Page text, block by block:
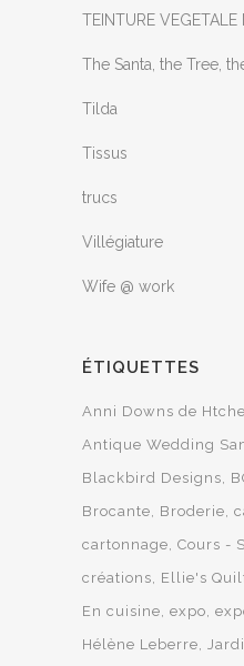
TEINTURE VEGETALE
The Santa, the Tree,
Tilda
Tissus
trucs
Villégiature
Wife @ work
ÉTIQUETTES
Anni Downs de
Antique Wedding
Blackbird Designs
Brocante
Broderie
cartonnage Cours -
créations
Ellie's
En cuisine expo
Hélène Leberre